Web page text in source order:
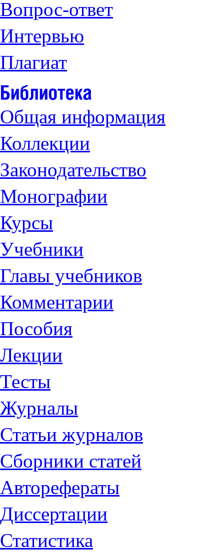
Вопрос-ответ
Интервью
Плагиат
Общая информация
Коллекции
Законодательство
Монографии
Курсы
Учебники
Главы учебников
Комментарии
Пособия
Лекции
Тесты
Журналы
Статьи журналов
Сборники статей
Авторефераты
Диссертации
Статистика